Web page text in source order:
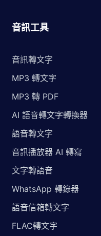
音訊工具
音訊轉文字
MP3 轉文字
MP3 轉 PDF
AI 語音轉文字轉換器
語音轉文字
音訊播放器 AI 轉寫
文字轉語音
WhatsApp 轉錄器
語音信箱轉文字
FLAC轉文字